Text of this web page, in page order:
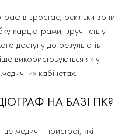
зростає, оскільки вони
кардіограми, зручність у
доступу до результатів
використовуються як у
кабінетах.
НА БАЗІ ПК?
медичні пристрої, які